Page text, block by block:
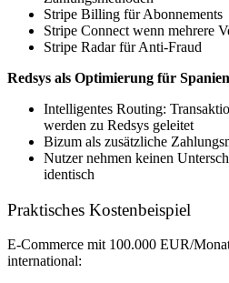
Stripe Billing für Abonnements
Stripe Connect wenn mehrere
Stripe Radar für Anti-Fraud
Redsys als Optimierung für
Intelligentes Routing:
werden zu Redsys geleitet
Bizum als zusätzliche
Nutzer nehmen keinen
identisch
Praktisches Kostenbeispiel
E-Commerce mit 100.000 EUR/
international: